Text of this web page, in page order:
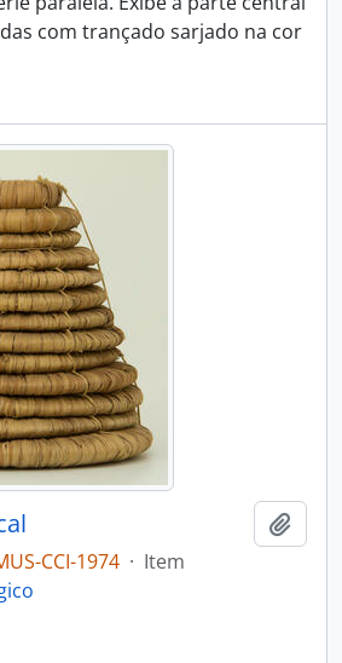
com trançado sarjado na cor
CCI-1974 · Item